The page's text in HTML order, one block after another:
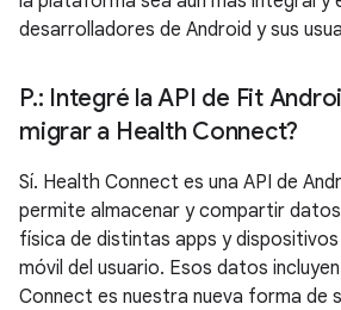
desarrolladores de Android y sus
P.: Integré la API de Fit
migrar a Health Connect?
Sí. Health Connect es una API de
permite almacenar y compartir
física de distintas apps y
móvil del usuario. Esos datos
Connect es nuestra nueva forma de